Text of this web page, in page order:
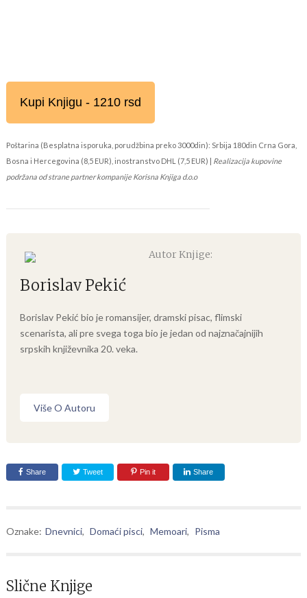
Kupi Knjigu - 1210 rsd
Poštarina (Besplatna isporuka, porudžbina preko 3000din): Srbija 180din Crna Gora,
Bosna i Hercegovina (8,5 EUR), inostranstvo DHL (7,5 EUR) | Realizacija kupovine
podržana od strane partner kompanije Korisna Knjiga d.o.o
Autor Knjige:
Borislav Pekić
Borislav Pekić bio je romansijer, dramski pisac, flimski
scenarista, ali pre svega toga bio je jedan od najznačajnijih
srpskih književnika 20. veka.
Više O Autoru
Share Tweet Pin it Share
Oznake: Dnevnici, Domaći pisci, Memoari, Pisma
Slične Knjige